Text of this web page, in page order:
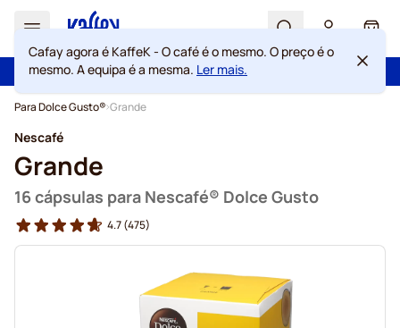
Ir para o Conteúdo
Search Cart
Portes grátis acima de 49 €
100 dias de direito de rescisão
Cafay agora é KaffeK - O café é o mesmo. O preço é o
mesmo. A equipa é a mesma. Ler mais.
Para Dolce Gusto® Grande
Nescafé
Grande
16 cápsulas para Nescafé® Dolce Gusto
4.7(475)